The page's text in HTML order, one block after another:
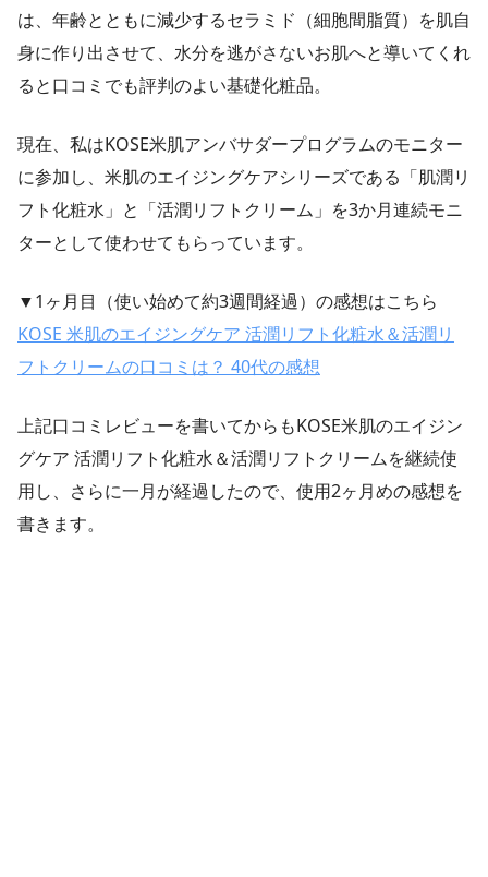
は、年齢とともに減少するセラミド（細胞間脂質）を肌自
身に作り出させて、水分を逃がさないお肌へと導いてくれ
ると口コミでも評判のよい基礎化粧品。
現在、私はKOSE米肌アンバサダープログラムのモニター
に参加し、米肌のエイジングケアシリーズである「肌潤リ
フト化粧水」と「活潤リフトクリーム」を3か月連続モニ
ターとして使わせてもらっています。
▼1ヶ月目（使い始めて約3週間経過）の感想はこちら
KOSE 米肌のエイジングケア 活潤リフト化粧水＆活潤リ
フトクリームの口コミは？ 40代の感想
上記口コミレビューを書いてからもKOSE米肌のエイジン
グケア 活潤リフト化粧水＆活潤リフトクリームを継続使
用し、さらに一月が経過したので、使用2ヶ月めの感想を
書きます。